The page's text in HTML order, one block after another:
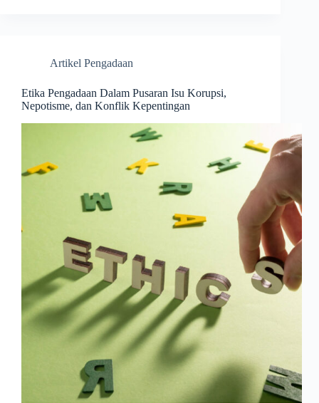
Artikel Pengadaan
Etika Pengadaan Dalam Pusaran Isu Korupsi,
Nepotisme, dan Konflik Kepentingan